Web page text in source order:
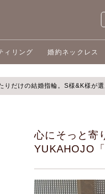
ィリング 婚約ネックレス
りだけの結婚指輪。S様&K様が
心にそっと寄
YUKAHOJO